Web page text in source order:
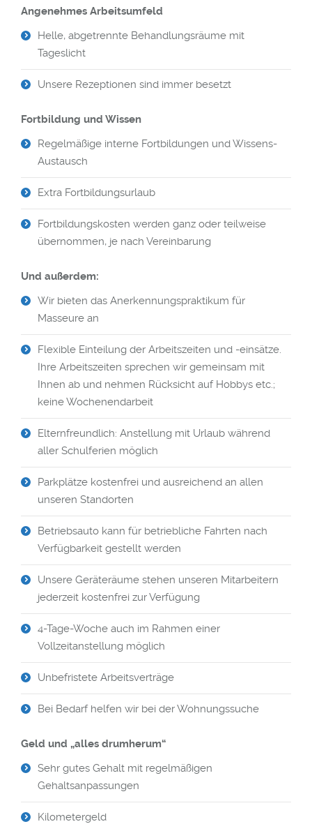
Angenehmes Arbeitsumfeld
Helle, abgetrennte Behandlungsräume mit
Tageslicht
Unsere Rezeptionen sind immer besetzt
Fortbildung und Wissen
Regelmäßige interne Fortbildungen und Wissens-
Austausch
Extra Fortbildungsurlaub
Fortbildungskosten werden ganz oder teilweise
übernommen, je nach Vereinbarung
Und außerdem:
Wir bieten das Anerkennungspraktikum für
Masseure an
Flexible Einteilung der Arbeitszeiten und -einsätze.
Ihre Arbeitszeiten sprechen wir gemeinsam mit
Ihnen ab und nehmen Rücksicht auf Hobbys etc.;
keine Wochenendarbeit
Elternfreundlich: Anstellung mit Urlaub während
aller Schulferien möglich
Parkplätze kostenfrei und ausreichend an allen
unseren Standorten
Betriebsauto kann für betriebliche Fahrten nach
Verfügbarkeit gestellt werden
Unsere Geräteräume stehen unseren Mitarbeitern
jederzeit kostenfrei zur Verfügung
4-Tage-Woche auch im Rahmen einer
Vollzeitanstellung möglich
Unbefristete Arbeitsverträge
Bei Bedarf helfen wir bei der Wohnungssuche
Geld und „alles drumherum“
Sehr gutes Gehalt mit regelmäßigen
Gehaltsanpassungen
Kilometergeld